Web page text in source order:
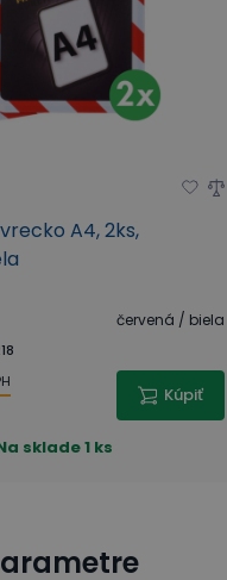
A4, 2ks,
červená / biela
Kúpiť
sklade1 ks